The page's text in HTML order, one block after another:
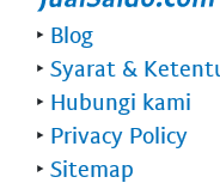
‣ Blog
‣ Syarat &
‣ Hubungi kami
‣ Privacy Policy
‣ Sitemap